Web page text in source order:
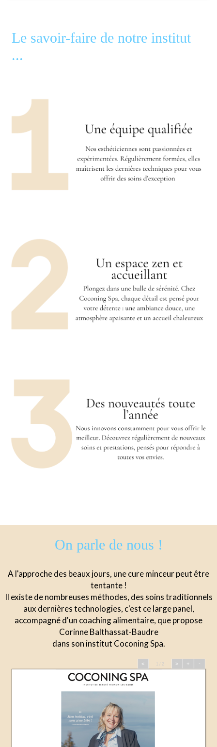
Le savoir-faire de notre institut
...
On parle de nous !
A l'approche des beaux jours, une cure minceur peut être
tentante !
Il existe de nombreuses méthodes, des soins traditionnels
aux dernières technologies, c'est ce large panel,
accompagné d'un coaching alimentaire, que propose
Corinne Balthassat-Baudre
dans son institut Coconing Spa.
< 1 / 2 > + -